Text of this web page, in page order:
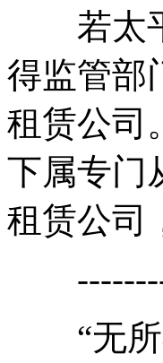
若太平
得监管部
租赁公司
下属专门
租赁公司
“无所